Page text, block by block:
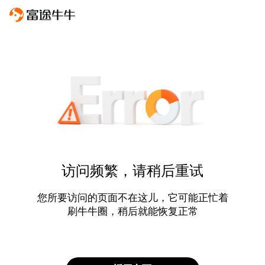
访问频繁，请稍后重试
您所要访问的页面不在这儿，它可能正忙着
刷牛牛圈，稍后就能恢复正常